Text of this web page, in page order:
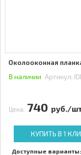
Околооконная
В наличии Артикул:
Цена: 740 руб./
КУПИТЬ В 1
Доступные варианты: